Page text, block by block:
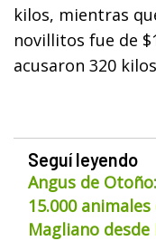
kilos, mientras
novillitos fue de
acusaron 320
Seguí leyendo
Angus de
15.000
Magliano